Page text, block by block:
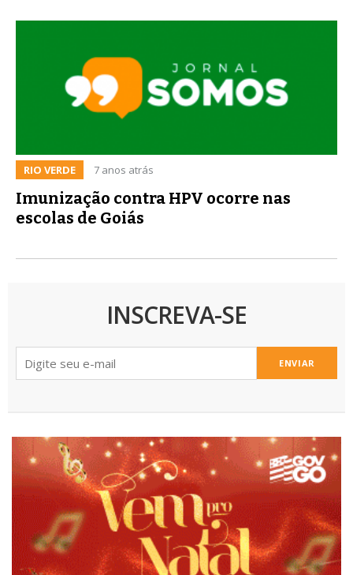
RIO VERDE 7 anos atrás
Imunização contra HPV ocorre nas
escolas de Goiás
INSCREVA-SE
ENVIAR